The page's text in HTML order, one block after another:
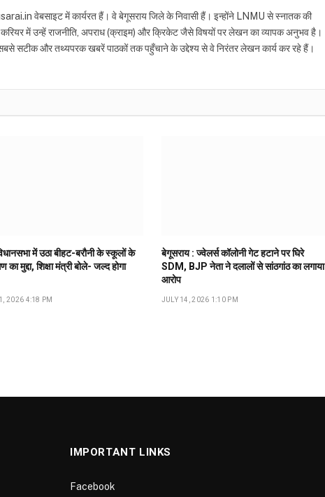
वेबसाइट में कार्यरत हैं। वे बेगूसराय जिले के निवासी हैं। इन्होंने LNMU से स्नातक की
करियर में उन्हें राजनीति, अपराध (क्राइम) और क्रिकेट जैसे विषयों पर लेखन का व्यापक अनुभव है।
सटीक और तथ्यपरक खबरें पाठकों तक पहुँचाने के उद्देश्य से वे निरंतर लेखन कार्य कर रहे हैं।
में उठा बीहट-बरौनी के स्कूलों के
का मुद्दा, शिक्षा मंत्री बोले- जल्द होगा
2026 4:18 PM
बेगूसराय : ज्वेलर्स कॉलोनी गेट हटाने पर घिरे
SDM, BJP नेता ने दलालों से सांठगांठ का लगाया
आरोप
JULY 14, 2026 1:10 PM
IMPORTANT LINKS
Facebook